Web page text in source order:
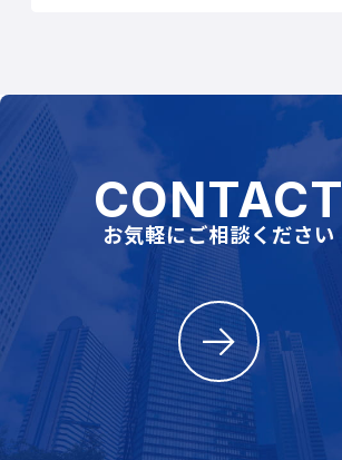
CONTACT
お気軽にご相談ください